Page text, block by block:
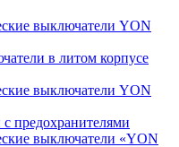
выключатели YON
в литом корпусе
выключатели YON
предохранителями
выключатели «YON